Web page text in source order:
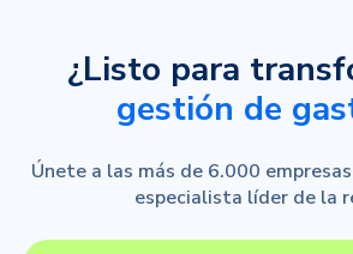
¿Listo para
gestión de
Únete a las más de 6.000
especialista líder de la